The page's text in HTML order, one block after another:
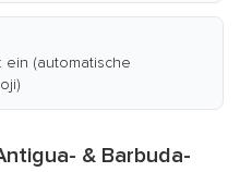
ein (automatische
& Barbuda-